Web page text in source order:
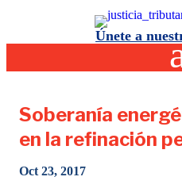
Únete a
Soberanía
en la refinación
Oct 23, 2017